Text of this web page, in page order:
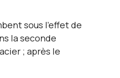
sous l'effet de
la seconde
; après le